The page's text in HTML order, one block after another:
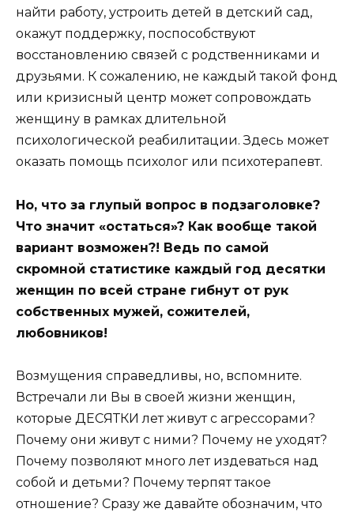
найти работу, устроить детей в детский сад,
окажут поддержку, поспособствуют
восстановлению связей с родственниками и
друзьями. К сожалению, не каждый такой фонд
или кризисный центр может сопровождать
женщину в рамках длительной
психологической реабилитации. Здесь может
оказать помощь психолог или психотерапевт.
Но, что за глупый вопрос в подзаголовке?
Что значит «остаться»? Как вообще такой
вариант возможен?! Ведь по самой
скромной статистике каждый год десятки
женщин по всей стране гибнут от рук
собственных мужей, сожителей,
любовников!
Возмущения справедливы, но, вспомните.
Встречали ли Вы в своей жизни женщин,
которые ДЕСЯТКИ лет живут с агрессорами?
Почему они живут с ними? Почему не уходят?
Почему позволяют много лет издеваться над
собой и детьми? Почему терпят такое
отношение? Сразу же давайте обозначим, что